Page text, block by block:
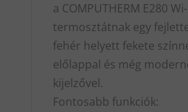
a COMPUTHERM E280
termosztátnak egy
fehér helyett fekete
előlappal és még
kijelzővel.
Fontosabb funkciók: